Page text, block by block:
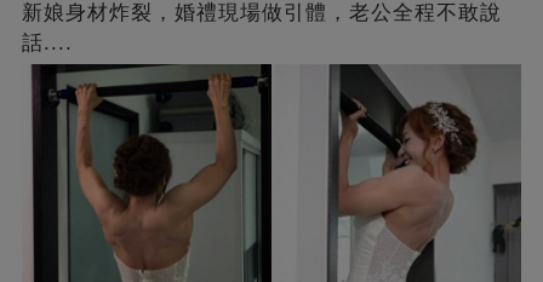
新娘身材炸裂，婚禮現場做引體，老公全程不敢說
話....